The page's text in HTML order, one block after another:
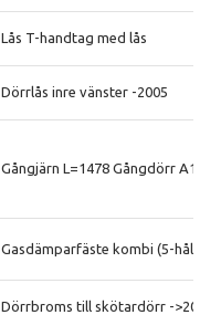
Lås T-handtag med lås
Dörrlås inre vänster -2005
Gångjärn L=1478 Gångdörr A10-
Gasdämparfäste kombi (5-hål)
Dörrbroms till skötardörr -